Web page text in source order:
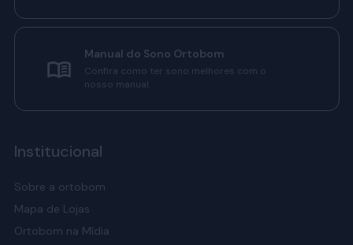
Manual do Sono Ortobom
Confira como ter sono melhores com o
nosso manual.
Institucional
Sobre a ortobom
Mapa de Lojas
Ortobom na Mídia